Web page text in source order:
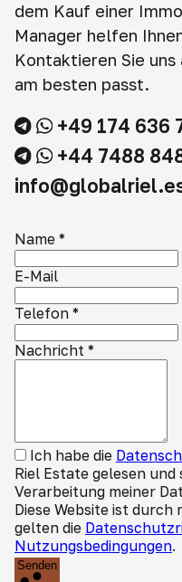
dem Kauf einer
Manager helfen
Kontaktieren Sie uns
am besten passt.
+49 174 636
+44 7488
Name *
E-Mail
Telefon *
Nachricht *
Ich habe die
Riel Estate gelesen
Verarbeitung meiner
Diese Website ist durch
gelten die
Nutzungsbedingungen.
Senden